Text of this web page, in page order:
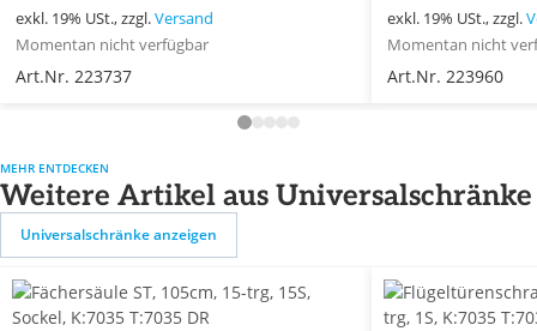
exkl. 19% USt., zzgl.Versand
Momentan nicht verfügbar
Art.Nr. 223737
exkl. 19% USt., zzgl.
Momentan nicht
Art.Nr. 223960
MEHR ENTDECKEN
Weitere Artikel aus Universalschränke
Universalschränke anzeigen